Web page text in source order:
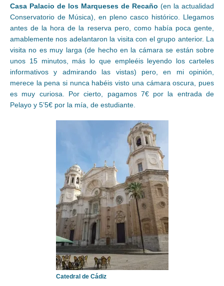
Casa Palacio de los Marqueses de Recaño (en la actualidad
Conservatorio de Música), en pleno casco histórico. Llegamos
antes de la hora de la reserva pero, como había poca gente,
amablemente nos adelantaron la visita con el grupo anterior. La
visita no es muy larga (de hecho en la cámara se están sobre
unos 15 minutos, más lo que empleéis leyendo los carteles
informativos y admirando las vistas) pero, en mi opinión,
merece la pena si nunca habéis visto una cámara oscura, pues
es muy curiosa. Por cierto, pagamos 7€ por la entrada de
Pelayo y 5’5€ por la mía, de estudiante.
Catedral de Cádiz